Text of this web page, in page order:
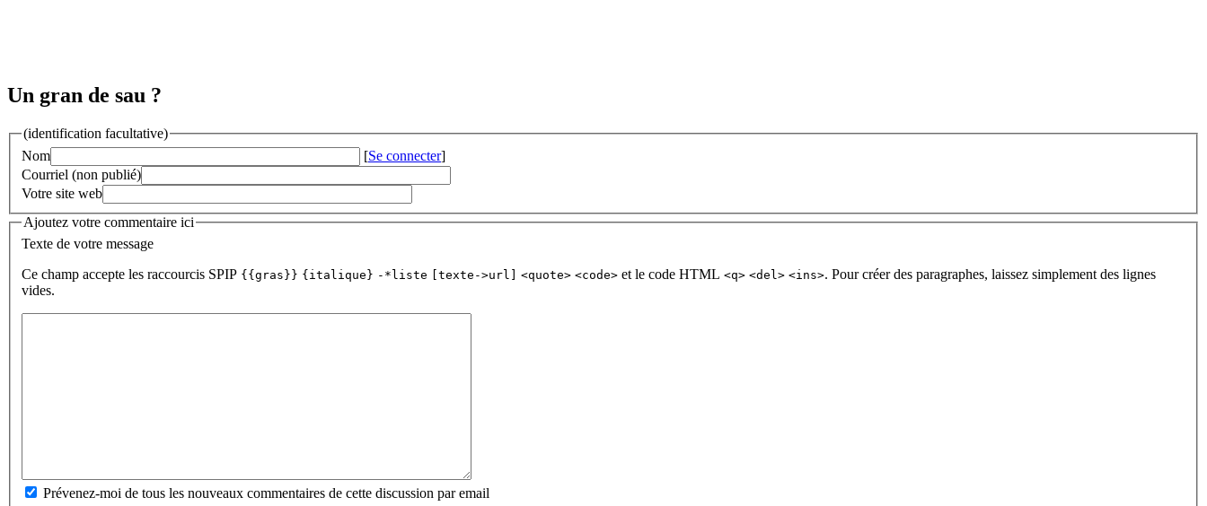
Un gran de sau ?
(identification facultative)
Nom
[Se connecter]
Courriel (non publié)
Votre site web
Ajoutez votre commentaire ici
Texte de votre message
Ce champ accepte les raccourcis SPIP {{gras}} {italique} -*liste [texte->url] <quote> <code> et le code HTML <q> <del> <ins>. Pour créer des paragraphes, laissez simplement des lignes
vides.
Prévenez-moi de tous les nouveaux commentaires de cette discussion par email